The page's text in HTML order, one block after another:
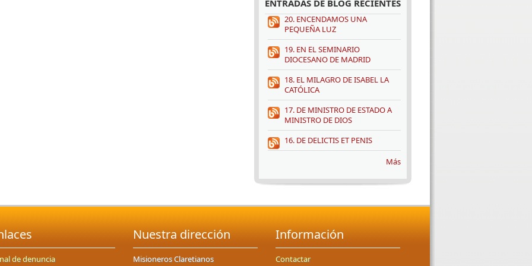
ENTRADAS DE BLOG RECIENTES
20. ENCENDAMOS UNA
PEQUEÑA LUZ
19. EN EL SEMINARIO
DIOCESANO DE MADRID
18. EL MILAGRO DE ISABEL LA
CATÓLICA
17. DE MINISTRO DE ESTADO A
MINISTRO DE DIOS
16. DE DELICTIS ET PENIS
Más
de denuncia
Nuestra dirección
Misioneros Claretianos
Información
Contactar